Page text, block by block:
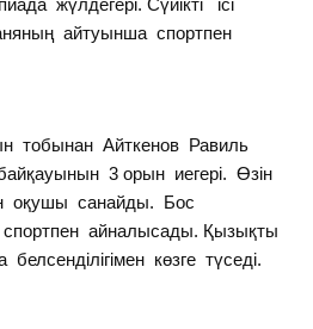
айтуынша спортпен
тобынан Айткенов Равиль
3 орын иегері. Өзін
оқушы санайды. Бос
айналысады. Қызықты
көзге түседі.